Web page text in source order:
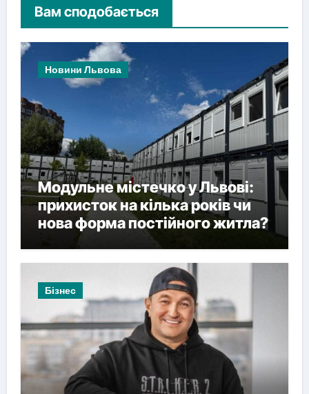
Вам сподобається
Новини Львова
Модульне містечко у Львові:
прихисток на кілька років чи
нова форма постійного житла?
Бізнес